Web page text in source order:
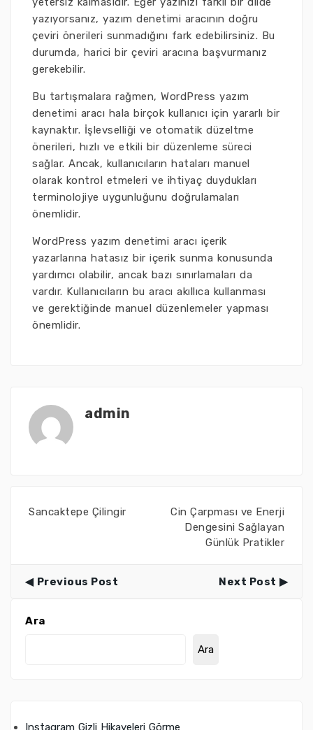
yazıyorsanız, yazım denetimi aracının doğru
çeviri önerileri sunmadığını fark edebilirsiniz. Bu
durumda, harici bir çeviri aracına başvurmanız
gerekebilir.
Bu tartışmalara rağmen, WordPress yazım
denetimi aracı hala birçok kullanıcı için yararlı bir
kaynaktır. İşlevselliği ve otomatik düzeltme
önerileri, hızlı ve etkili bir düzenleme süreci
sağlar. Ancak, kullanıcıların hataları manuel
olarak kontrol etmeleri ve ihtiyaç duydukları
terminolojiye uygunluğunu doğrulamaları
önemlidir.
WordPress yazım denetimi aracı içerik
yazarlarına hatasız bir içerik sunma konusunda
yardımcı olabilir, ancak bazı sınırlamaları da
vardır. Kullanıcıların bu aracı akıllıca kullanması
ve gerektiğinde manuel düzenlemeler yapması
önemlidir.
admin
Sancaktepe Çilingir
Cin Çarpması ve Enerji
Dengesini Sağlayan
Günlük Pratikler
Previous Post Next Post
Ara
Ara
Instagram Gizli Hikayeleri Görme